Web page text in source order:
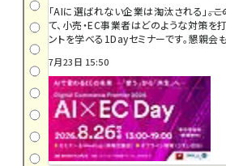
「AIに選ばれない企業は淘汰される」――
て、小売・EC事業者はどのような対策を
ントを学べる1Dayセミナーです。懇親会
7月23日 15:50